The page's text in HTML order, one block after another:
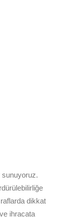
şişe kutusu
hem
Ofset, varak
sunuyoruz.
raflarda dikkat
ihracata